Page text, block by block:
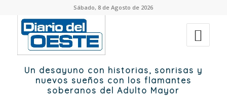
Sábado, 8 de Agosto de 2026
Un desayuno con historias, sonrisas y
nuevos sueños con los flamantes
soberanos del Adulto Mayor